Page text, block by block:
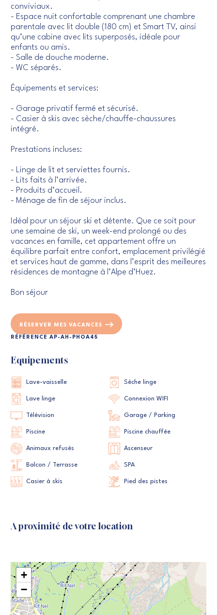
conviviaux.
- Espace nuit confortable comprenant une chambre
parentale avec lit double (180 cm) et Smart TV, ainsi
qu’une cabine avec lits superposés, idéale pour
enfants ou amis.
- Salle de douche moderne.
- WC séparés.
Équipements et services:
- Garage privatif fermé et sécurisé.
- Casier à skis avec sèche/chauffe-chaussures
intégré.
Prestations incluses:
- Linge de lit et serviettes fournis.
- Lits faits à l’arrivée.
- Produits d’accueil.
- Ménage de fin de séjour inclus.
Idéal pour un séjour ski et détente. Que ce soit pour
une semaine de ski, un week-end prolongé ou des
vacances en famille, cet appartement offre un
équilibre parfait entre confort, emplacement privilégié
et services haut de gamme, dans l’esprit des meilleures
résidences de montagne à l’Alpe d’Huez.
Bon séjour
RÉSERVER MES VACANCES
RÉFÉRENCE AP-AH-PHOA45
Equipements
Lave-vaisselle Sèche linge
Lave linge Connexion WIFI
Télévision Garage / Parking
Piscine Piscine chauffée
Animaux refusés Ascenseur
Balcon / Terrasse SPA
Casier à skis Pied des pistes
A proximité de votre location
+
−